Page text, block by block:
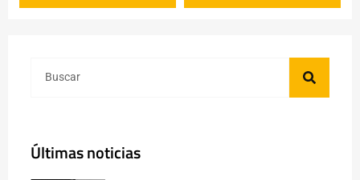
Últimas noticias